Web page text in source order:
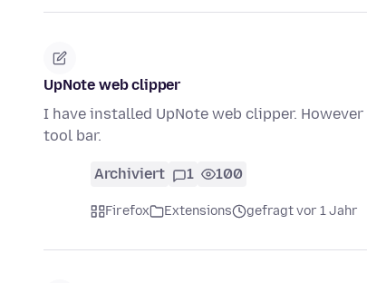
UpNote web clipper
I have installed UpNote web clipper.
tool bar.
Archiviert 1 100
Firefox Extensions gefragt vor 1 Jahr